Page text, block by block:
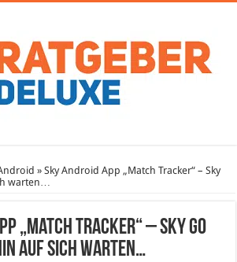
» Sky Android App „Match Tracker“ – Sky
warten…
„Match Tracker“ – Sky Go
auf sich warten…